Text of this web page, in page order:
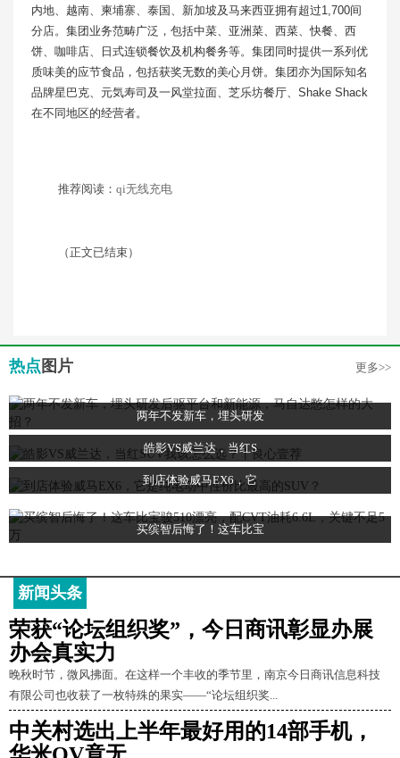
内地、越南、柬埔寨、泰国、新加坡及马来西亚拥有超过1,700间
分店。集团业务范畴广泛，包括中菜、亚洲菜、西菜、快餐、西
饼、咖啡店、日式连锁餐饮及机构餐务等。集团同时提供一系列优
质味美的应节食品，包括获奖无数的美心月饼。集团亦为国际知名
品牌星巴克、元気寿司及一风堂拉面、芝乐坊餐厅、Shake Shack
在不同地区的经营者。
推荐阅读： qi无线充电
（正文已结束）
热点 图片 更多>>
两年不发新车，埋头研发
皓影VS威兰达，当红S
到店体验威马EX6，它
买缤智后悔了！这车比宝
新闻头条
荣获“论坛组织奖”，今日商讯彰显办展
办会真实力
晚秋时节，微风拂面。在这样一个丰收的季节里，南京今日商讯信息科技
有限公司也收获了一枚特殊的果实——“论坛组织奖...
中关村选出上半年最好用的14部手机，